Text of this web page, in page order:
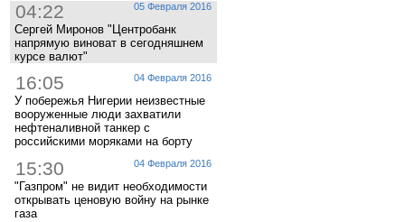
05 Февраля 2016
04:22
Сергей Миронов "Центробанк
напрямую виноват в сегодняшнем
курсе валют"
04 Февраля 2016
16:05
У побережья Нигерии неизвестные
вооруженные люди захватили
нефтеналивной танкер с
российскими моряками на борту
04 Февраля 2016
15:30
"Газпром" не видит необходимости
открывать ценовую войну на рынке
газа